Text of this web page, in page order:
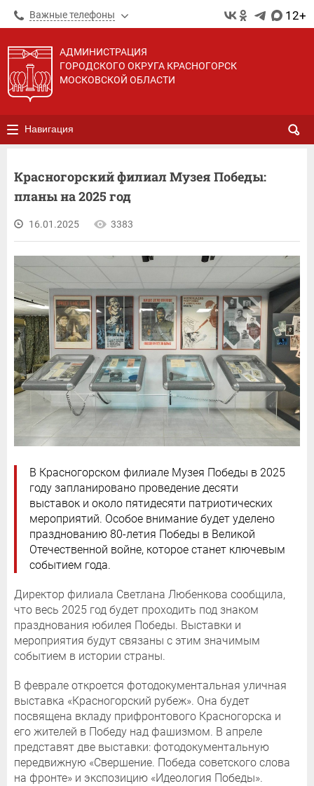
Важные телефоны 12+
АДМИНИСТРАЦИЯ
ГОРОДСКОГО ОКРУГА КРАСНОГОРСК
МОСКОВСКОЙ ОБЛАСТИ
Навигация
Красногорский филиал Музея Победы:
планы на 2025 год
16.01.2025 3383
В Красногорском филиале Музея Победы в 2025
году запланировано проведение десяти
выставок и около пятидесяти патриотических
мероприятий. Особое внимание будет уделено
празднованию 80-летия Победы в Великой
Отечественной войне, которое станет ключевым
событием года.
Директор филиала Светлана Любенкова сообщила,
что весь 2025 год будет проходить под знаком
празднования юбилея Победы. Выставки и
мероприятия будут связаны с этим значимым
событием в истории страны.
В феврале откроется фотодокументальная уличная
выставка «Красногорский рубеж». Она будет
посвящена вкладу прифронтового Красногорска и
его жителей в Победу над фашизмом. В апреле
представят две выставки: фотодокументальную
передвижную «Свершение. Победа советского слова
на фронте» и экспозицию «Идеология Победы».